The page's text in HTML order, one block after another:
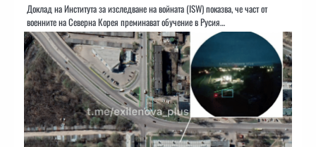
Доклад на Института за изследване на войната (ISW) показва, че част от
военните на Северна Корея преминават обучение в Русия…